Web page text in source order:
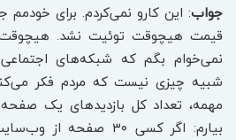
جواب: این کارو نمی‌کردم. برای خودمم
قیمت هیچوقت توئیت نشد.
نمی‌خوام بگم که شبکه‌های
شبیه چیزی نیست که مردم فکر
مهمه، تعداد کل بازدیدهای یک
بیارم: اگر کسی ۳۰